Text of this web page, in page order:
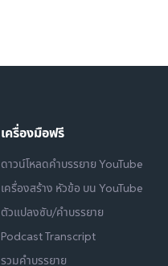
เครื่องมือฟรี
ดาวน์โหลดคำบรรยาย YouTube
เครื่องสร้าง หัวข้อ บน YouTube
ตัวแปลงซับ/คำบรรยาย
Podcast Transcript
รวมคำบรรยาย